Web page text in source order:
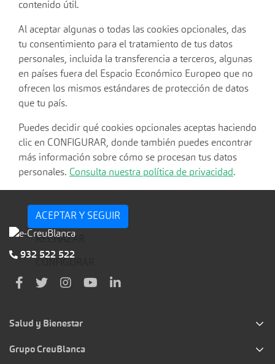
contenido útil.
Al aceptar algunas o todas las cookies opcionales, das
tu consentimiento para el tratamiento de tus datos
personales, incluida la transferencia a terceros, algunas
en países fuera del Espacio Económico Europeo que no
ofrecen los mismos estándares de protección de datos
que tu país.
Puedes decidir qué cookies opcionales aceptas haciendo
clic en CONFIGURAR, donde también puedes encontrar
más información sobre cómo se procesan tus datos
personales. Consulta nuestra política de privacidad.
ACEPTAR Y SEGUIR
RECHAZAR
932 522 522
Salud y Bienestar
Grupo CreuBlanca